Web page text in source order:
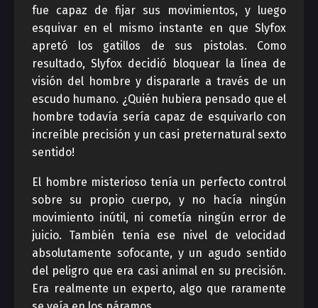
fue capaz de fijar sus movimientos, y luego
esquivar en el mismo instante en que Slyfox
apretó los gatillos de sus pistolas. Como
resultado, Slyfox decidió bloquear la línea de
visión del hombre y dispararle a través de un
escudo humano. ¿Quién hubiera pensado que el
hombre todavía sería capaz de esquivarlo con
increíble precisión y un casi preternatural sexto
sentido!
El hombre misterioso tenía un perfecto control
sobre su propio cuerpo, y no hacía ningún
movimiento inútil, ni cometía ningún error de
juicio. También tenía ese nivel de velocidad
absolutamente sofocante, y un agudo sentido
del peligro que era casi animal en su precisión.
Era realmente un experto, algo que raramente